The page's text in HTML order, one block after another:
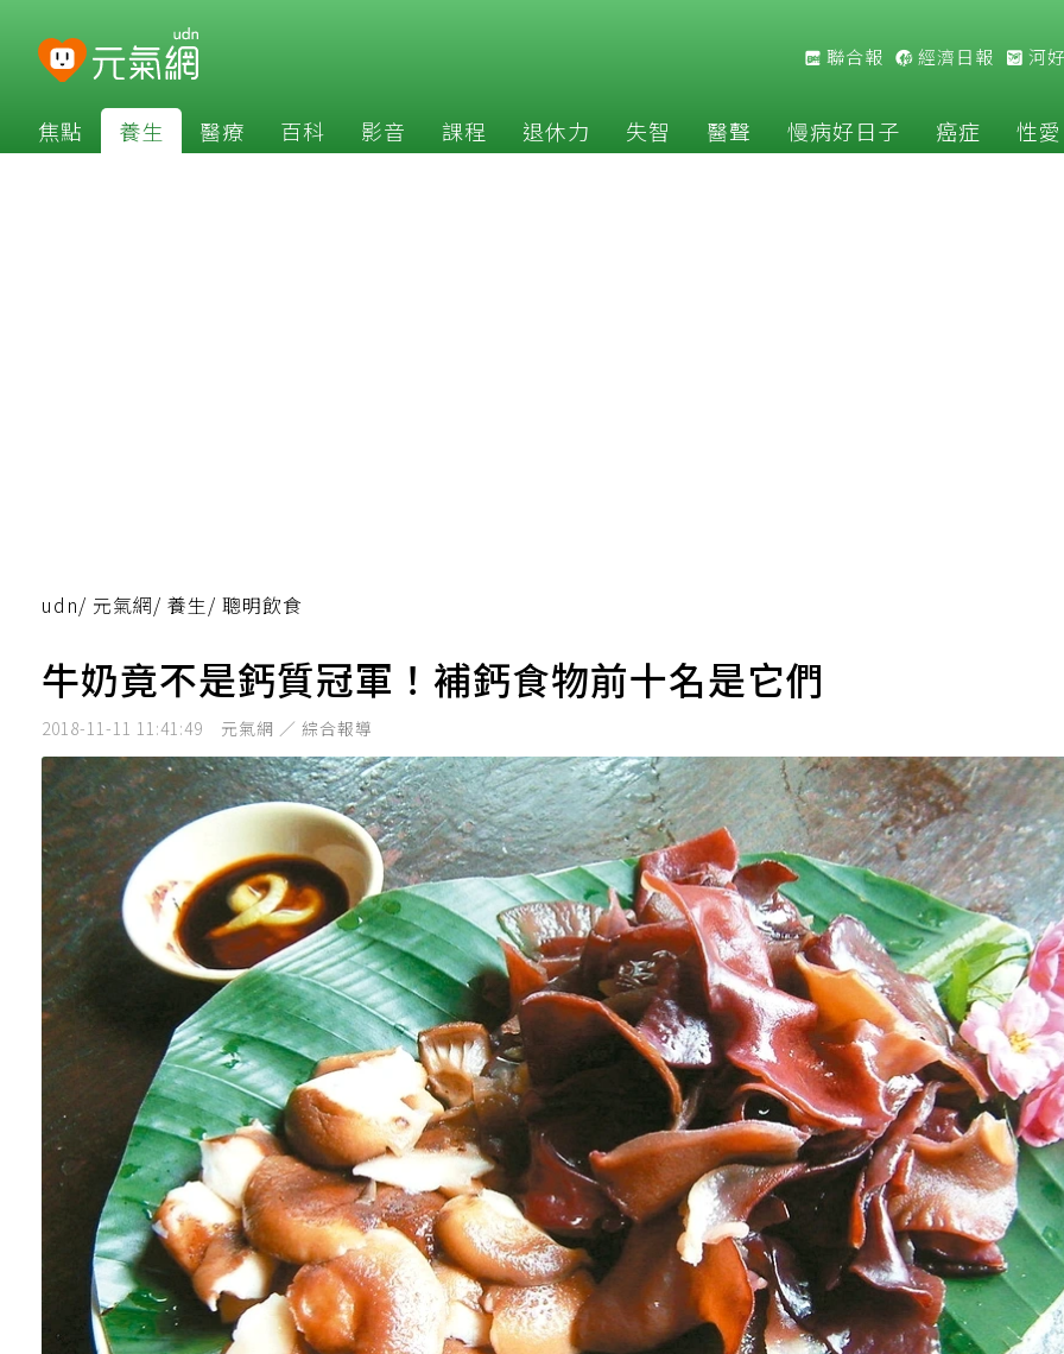
聯合報 經濟日報 河
焦點 養生 醫療 百科 影音 課程 退休力 失智 醫聲 慢病好日子 癌症 性愛
udn/ 元氣網/ 養生/ 聰明飲食
牛奶竟不是鈣質冠軍！補鈣食物前十名是它們
2018-11-11 11:41:49 元氣網 ／ 綜合報導